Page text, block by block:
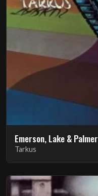
Emerson, Lake & Palmer
Tarkus